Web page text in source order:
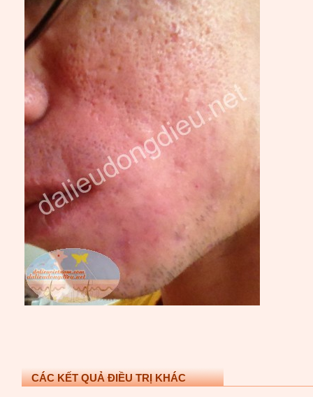
CÁC KẾT QUẢ ĐIỀU TRỊ KHÁC